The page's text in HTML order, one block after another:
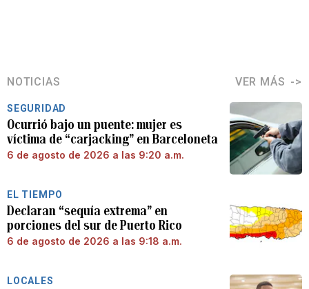
NOTICIAS VER MÁS
SEGURIDAD
Ocurrió bajo un puente: mujer es
víctima de “carjacking” en Barceloneta
6 de agosto de 2026 a las 9:20 a.m.
EL TIEMPO
Declaran “sequía extrema” en
porciones del sur de Puerto Rico
6 de agosto de 2026 a las 9:18 a.m.
LOCALES